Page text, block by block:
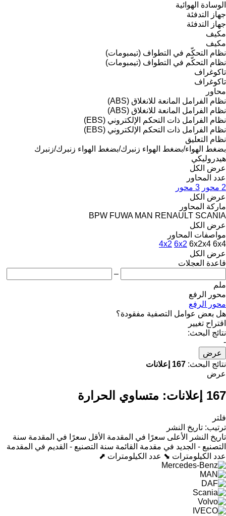
الوسادة الهوائية
جهاز التدفئة
جهاز التدفئة
مكيف
مكيف
نظام التحكّم في التطواف (تيمبومات)
نظام التحكّم في التطواف (تيمبومات)
تاكوغراف
تاكوغراف
محاور
نظام الفرامل المانعة للانغلاق (ABS)
نظام الفرامل المانعة للانغلاق (ABS)
نظام الفرامل ذات التحكم الإلكتروني (EBS)
نظام الفرامل ذات التحكم الإلكتروني (EBS)
نظام التعليق
بضغط الهواء/بضغط الهواء زنبرك/بضغط الهواء زنبرك/زنبرك
هيدروليكي
عرض الكل
عدد المحاور
2 محور
3 محور
عرض الكل
ماركة المحاور
BPW FUWA MAN RENAULT SCANIA
عرض الكل
مواصفات المحاور
4x2 6x2 6x2x4 6x4
عرض الكل
قاعدة العجلات
–
ملم
محور الرفع
محور الرفع
هل بعض عوامل التصفية مفقودة؟
اقتراح تغيير
نتائج البحث:
-
عرض
نتائج البحث: 167 إعلانات
عرض
167 إعلانات: متساوي الحرارة
فلتر
ترتيب: تاريخ النشر
تاريخ النشر
الأعلى سعرًا في المقدمة الأقل سعرًا في المقدمة سنة
التصنيع - الجديد في مقدمة القائمة سنة التصنيع - القديم في المقدمة
عدد الكيلومترات ⬊ عدد الكيلومترات ⬈